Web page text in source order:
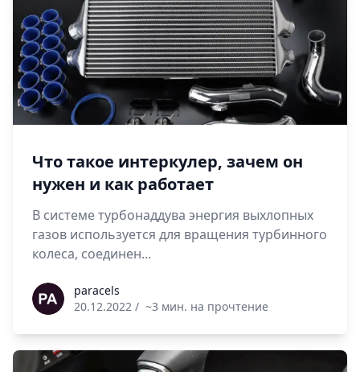
Что такое интеркулер, зачем он
нужен и как работает
В системе турбонаддува энергия выхлопных
газов используется для вращения турбинного
колеса, соединен...
paracelsparacels
20.12.2022 / ~3 мин. на прочтение